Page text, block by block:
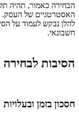
הבחירה כאמור, תהיה
האסטרטגיים של העסק.
להלן נבקש לעמוד על
חשבונאי.
הסיבות
חסכון בזמן ובעלויות